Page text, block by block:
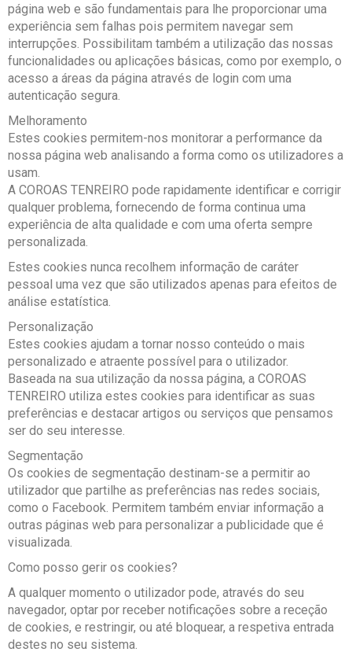
página web e são fundamentais para lhe proporcionar uma
experiência sem falhas pois permitem navegar sem
interrupções. Possibilitam também a utilização das nossas
funcionalidades ou aplicações básicas, como por exemplo, o
acesso a áreas da página através de login com uma
autenticação segura.
Melhoramento
Estes cookies permitem-nos monitorar a performance da
nossa página web analisando a forma como os utilizadores a
usam.
A COROAS TENREIRO pode rapidamente identificar e corrigir
qualquer problema, fornecendo de forma continua uma
experiência de alta qualidade e com uma oferta sempre
personalizada.
Estes cookies nunca recolhem informação de caráter
pessoal uma vez que são utilizados apenas para efeitos de
análise estatística.
Personalização
Estes cookies ajudam a tornar nosso conteúdo o mais
personalizado e atraente possível para o utilizador.
Baseada na sua utilização da nossa página, a COROAS
TENREIRO utiliza estes cookies para identificar as suas
preferências e destacar artigos ou serviços que pensamos
ser do seu interesse.
Segmentação
Os cookies de segmentação destinam-se a permitir ao
utilizador que partilhe as preferências nas redes sociais,
como o Facebook. Permitem também enviar informação a
outras páginas web para personalizar a publicidade que é
visualizada.
Como posso gerir os cookies?
A qualquer momento o utilizador pode, através do seu
navegador, optar por receber notificações sobre a receção
de cookies, e restringir, ou até bloquear, a respetiva entrada
destes no seu sistema.